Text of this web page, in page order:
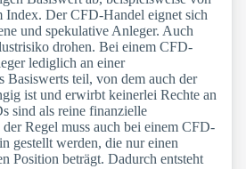
Index. Der CFD-Handel eignet sich
und spekulative Anleger. Auch
drohen. Bei einem CFD-
lediglich an einer
Basiswerts teil, von dem auch der
ist und erwirbt keinerlei Rechte an
sind als reine finanzielle
Regel muss auch bei einem CFD-
gestellt werden, die nur einen
Position beträgt. Dadurch entsteht